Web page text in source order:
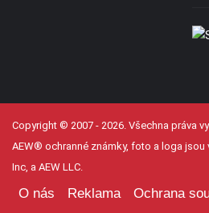
Copyright © 2007 - 2026. Všechna práva
AEW® ochranné známky, foto a loga jsou
Inc, a AEW LLC.
O nás Reklama Ochrana